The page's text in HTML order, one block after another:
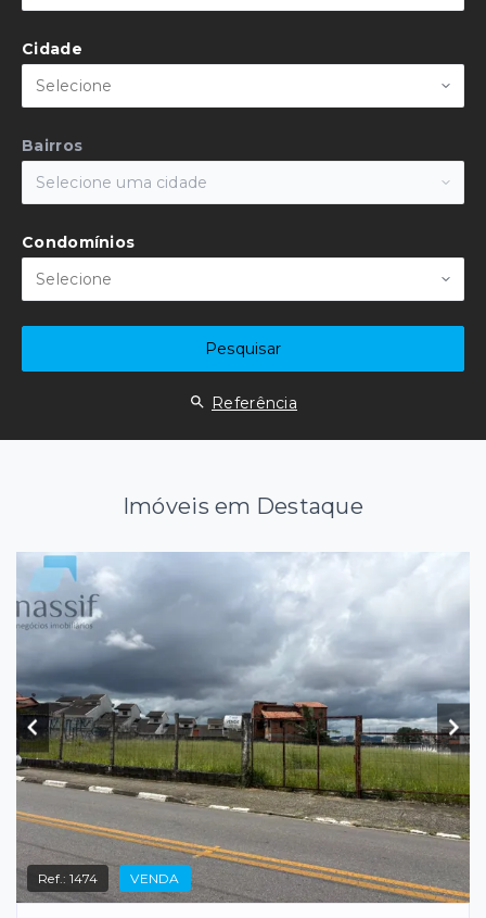
Cidade
Selecione
Bairros
Selecione uma cidade
Condomínios
Selecione
Pesquisar
Referência
Imóveis em Destaque
Ref.:1474 VENDA